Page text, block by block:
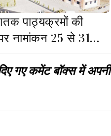
पाठ्यक्रमों की
नामांकन 25 से 31
गए कमेंट बॉक्स में अपनी